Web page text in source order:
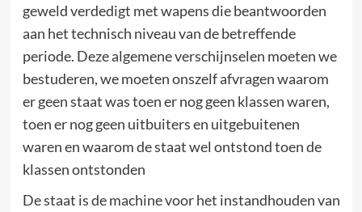
geweld verdedigt met wapens die beantwoorden
aan het technisch niveau van de betreffende
periode. Deze algemene verschijnselen moeten we
bestuderen, we moeten onszelf afvragen waarom
er geen staat was toen er nog geen klassen waren,
toen er nog geen uitbuiters en uitgebuitenen
waren en waarom de staat wel ontstond toen de
klassen ontstonden
De staat is de machine voor het instandhouden van